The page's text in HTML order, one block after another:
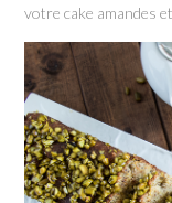
votre cake amandes